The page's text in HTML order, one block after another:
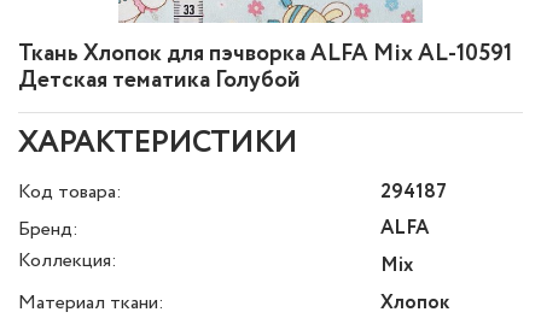
Ткань Хлопок для пэчворка ALFA Mix AL-10591
Детская тематика Голубой
ХАРАКТЕРИСТИКИ
Код товара:
294187
Бренд:
ALFA
Коллекция:
Mix
Материал ткани:
Хлопок